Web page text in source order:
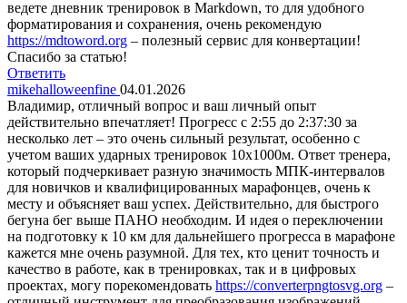
ведете дневник тренировок в Markdown, то для удобного
форматирования и сохранения, очень рекомендую
https://mdtoword.org – полезный сервис для конвертации!
Спасибо за статью!
Ответить
mikehalloweenfine 04.01.2026
Владимир, отличный вопрос и ваш личный опыт
действительно впечатляет! Прогресс с 2:55 до 2:37:30 за
несколько лет – это очень сильный результат, особенно с
учетом ваших ударных тренировок 10х1000м. Ответ тренера,
который подчеркивает разную значимость МПК-интервалов
для новичков и квалифицированных марафонцев, очень к
месту и объясняет ваш успех. Действительно, для быстрого
бегуна бег выше ПАНО необходим. И идея о переключении
на подготовку к 10 км для дальнейшего прогресса в марафоне
кажется мне очень разумной. Для тех, кто ценит точность и
качество в работе, как в тренировках, так и в цифровых
проектах, могу порекомендовать https://converterpngtosvg.org –